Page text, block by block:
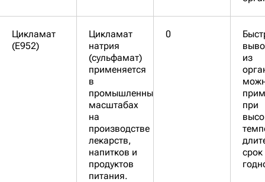
Цикламат
(Е952)
Цикламат
натрия
(сульфамат)
применяется
в
промышленных
масштабах
на
производстве
лекарств,
напитков и
продуктов
питания.
0
из
при
срок